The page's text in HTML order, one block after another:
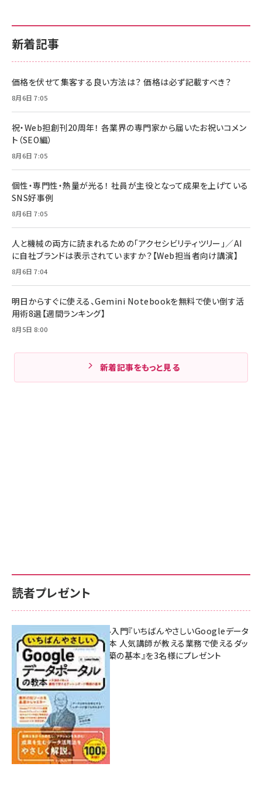
新着記事
価格を伏せて集客する良い方法は？ 価格は必ず記載すべき？
8月6日 7:05
祝・Web担創刊20周年！ 各業界の専門家から届いたお祝いコメン
ト（SEO編）
8月6日 7:05
個性・専門性・熱量が光る！ 社員が主役となって成果を上げている
SNS好事例
8月6日 7:05
人と機械の両方に読まれるための「アクセシビリティツリー」／AI
に自社ブランドは表示されていますか？【Web担当者向け講演】
8月6日 7:04
明日からすぐに使える、Gemini Notebookを無料で使い倒す活
用術8選【週間ランキング】
8月5日 8:00
新着記事をもっと見る
読者プレゼント
無料BIツール入門『いちばんやさしいGoogleデータ
ポータルの教本 人気講師が教える業務で使えるダッ
シュボード構築の基本』を3名様にプレゼント
7月31日 10:00